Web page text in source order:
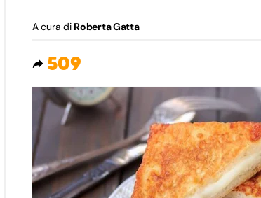
A cura di Roberta Gatta
509